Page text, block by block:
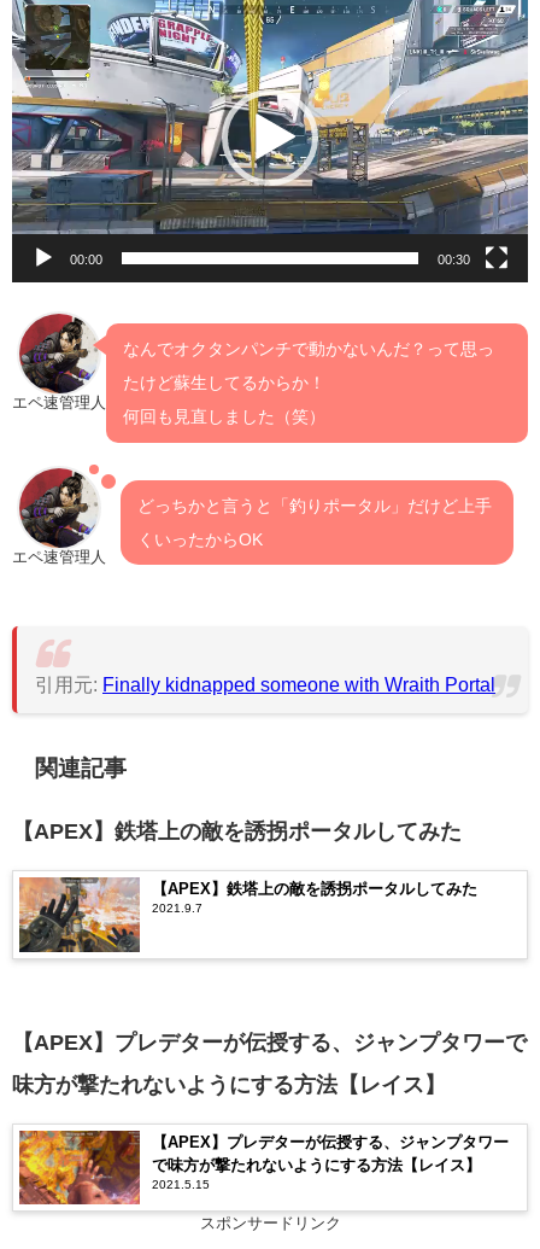
動
画
プ
レ
ー
ヤ
ー
00:00 00:30
エペ速管理人
なんでオクタンパンチで動かないんだ？って思っ
たけど蘇生してるからか！
何回も見直しました（笑）
エペ速管理人
どっちかと言うと「釣りポータル」だけど上手
くいったからOK
引用元: Finally kidnapped someone with Wraith Portal
関連記事
【APEX】鉄塔上の敵を誘拐ポータルしてみた
【APEX】鉄塔上の敵を誘拐ポータルしてみた
2021.9.7
【APEX】プレデターが伝授する、ジャンプタワーで
味方が撃たれないようにする方法【レイス】
【APEX】プレデターが伝授する、ジャンプタワー
で味方が撃たれないようにする方法【レイス】
2021.5.15
スポンサードリンク